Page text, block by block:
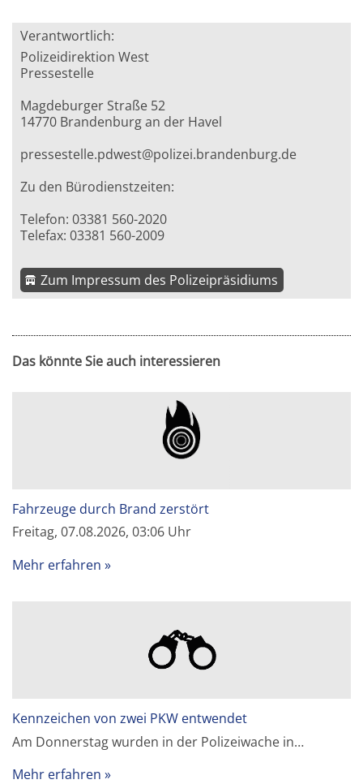
Verantwortlich:
Polizeidirektion West
Pressestelle
Magdeburger Straße 52
14770 Brandenburg an der Havel
pressestelle.pdwest@polizei.brandenburg.de
Zu den Bürodienstzeiten:
Telefon: 03381 560-2020
Telefax: 03381 560-2009
Zum Impressum des Polizeipräsidiums
Das könnte Sie auch interessieren
Fahrzeuge durch Brand zerstört
Freitag, 07.08.2026, 03:06 Uhr
Mehr erfahren
Kennzeichen von zwei PKW entwendet
Am Donnerstag wurden in der Polizeiwache in…
Mehr erfahren